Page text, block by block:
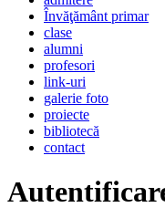
Învăţământ primar
clase
alumni
profesori
link-uri
galerie foto
proiecte
bibliotecă
contact